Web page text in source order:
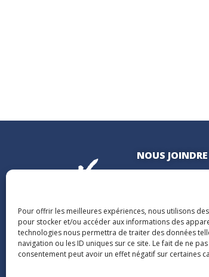
Pour offrir les meilleures expériences, nous utilisons
pour stocker et/ou accéder aux informations des
technologies nous permettra de traiter des données
navigation ou les ID uniques sur ce site. Le fait de ne
consentement peut avoir un effet négatif sur certaines
NOUS JOINDRE
Québec (Québec)